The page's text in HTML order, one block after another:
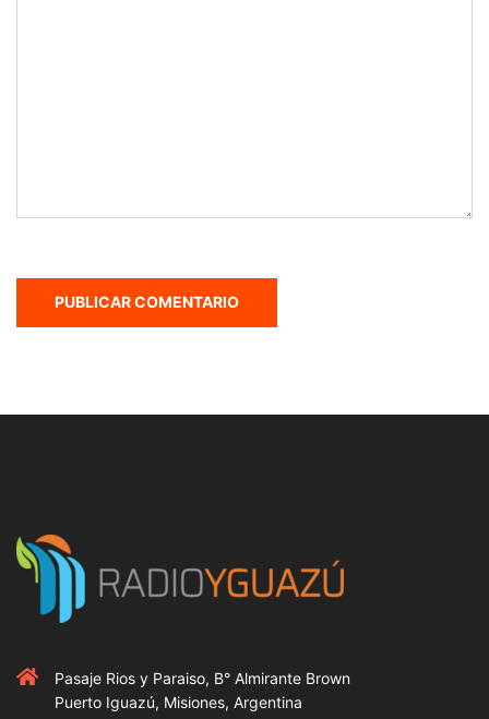
Pasaje Rios y Paraiso, B° Almirante Brown
Puerto Iguazú, Misiones, Argentina